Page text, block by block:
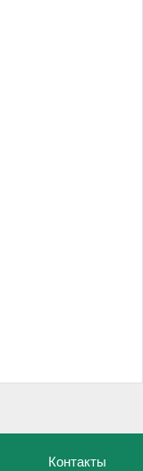
Контакты